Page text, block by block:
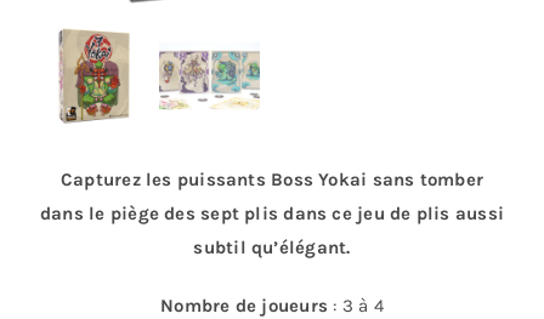
Capturez les puissants Boss Yokai sans tomber
dans le piège des sept plis dans ce jeu de plis aussi
subtil qu’élégant.
Nombre de joueurs : 3 à 4